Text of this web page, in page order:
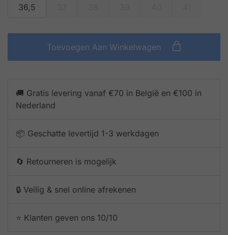
36,5
Toevoegen Aan Winkelwagen
🚚 Gratis levering vanaf €70 in België en €100 in
Nederland
📦 Geschatte levertijd 1-3 werkdagen
🔄 Retourneren is mogelijk
🔒 Veilig & snel online afrekenen
⭐️ Klanten geven ons 10/10